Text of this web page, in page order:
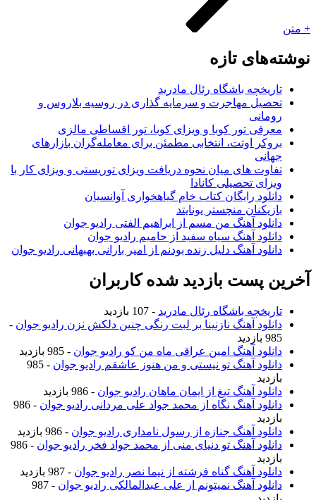
متن
تازه
تاریخچه باشگاه رئال مادرید
تحصیل مهاجرت و سرمایه گذاری در روسیه بلاروس و
رومانی
معرفی تور کوبا و ویزای کوبا، تور اقساطی مالزی
بروکر اوتت، انتخابی مطمئن برای معامله‌گران بازارهای
جهانی
تفاوت های میان نحوه دریافت ویزای توریستی و ویزای کار با
ویزای تحصیلی کانادا
دانلود رایگان کتاب خام گیاهخواری آوانسیان
بازیکنان منچستر یونایتد
دانلود آهنگ من مسم از ابراهیم الفتی رادیو جوان
دانلود آهنگ سیاه سفید از حامیم رادیو جوان
دانلود آهنگ دلیل زنده بودنم از امیر بارانی بهبهانی رادیو جوان
پست بازدید شده کاربران
تاریخچه باشگاه رئال مادرید- 107 بازدید
دانلود آهنگ نازنینا بر لبت رنگی چنین دلکش نزن رادیو جوان-
985 بازدید
دانلود آهنگ امین عراقی ماه من کو رادیو جوان- 985 بازدید
دانلود آهنگ تو نیستی و من هنوز عاشقم رادیو جوان
- 985
بازدید
دانلود آهنگ تیغ از ایمان ماهان رادیو جوان- 986 بازدید
دانلود آهنگ نگاه از محمد جواد علی مردانی رادیو جوان
- 986
بازدید
دانلود آهنگ جنازه از رسول نامداری رادیو جوان- 986 بازدید
دانلود آهنگ تو دنیای منی از محمد جواد فخر رادیو جوان
- 986
بازدید
دانلود آهنگ گناه فرشته از نیما نصر رادیو جوان- 987 بازدید
دانلود آهنگ نمیتونم از علی عبدالمالکی رادیو جوان
- 987